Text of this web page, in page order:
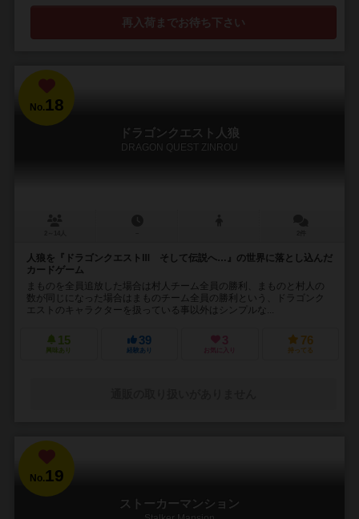
再入荷までお待ち下さい
No.18
ドラゴンクエスト人狼
DRAGON QUEST ZINROU
人狼を『ドラゴンクエストⅢ そして伝説へ…』の世界に落とし込んだ
カードゲーム
まものを全員追放した場合は村人チーム全員の勝利、まものと村人の
数が同じになった場合はまものチーム全員の勝利という、ドラゴンク
エストのキャラクターを扱っている事以外はシンプルな...
15
興味あり
39
経験あり
3
お気に入り
76
持ってる
No.19
ストーカーマンション